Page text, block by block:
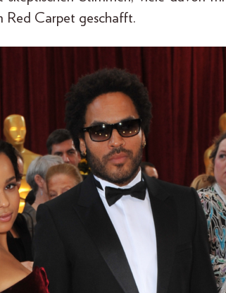
Red Carpet geschafft.